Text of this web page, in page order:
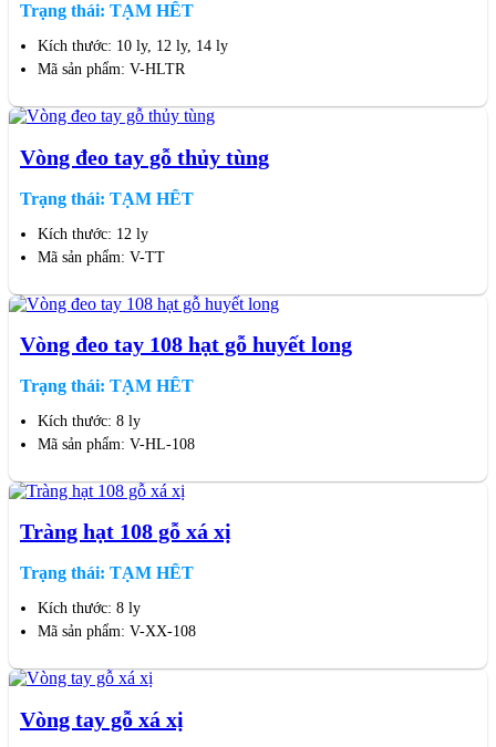
Trạng thái: TẠM HẾT
Kích thước: 10 ly, 12 ly, 14 ly
Mã sản phẩm: V-HLTR
Vòng đeo tay gỗ thủy tùng
Trạng thái: TẠM HẾT
Kích thước: 12 ly
Mã sản phẩm: V-TT
Vòng đeo tay 108 hạt gỗ huyết long
Trạng thái: TẠM HẾT
Kích thước: 8 ly
Mã sản phẩm: V-HL-108
Tràng hạt 108 gỗ xá xị
Trạng thái: TẠM HẾT
Kích thước: 8 ly
Mã sản phẩm: V-XX-108
Vòng tay gỗ xá xị